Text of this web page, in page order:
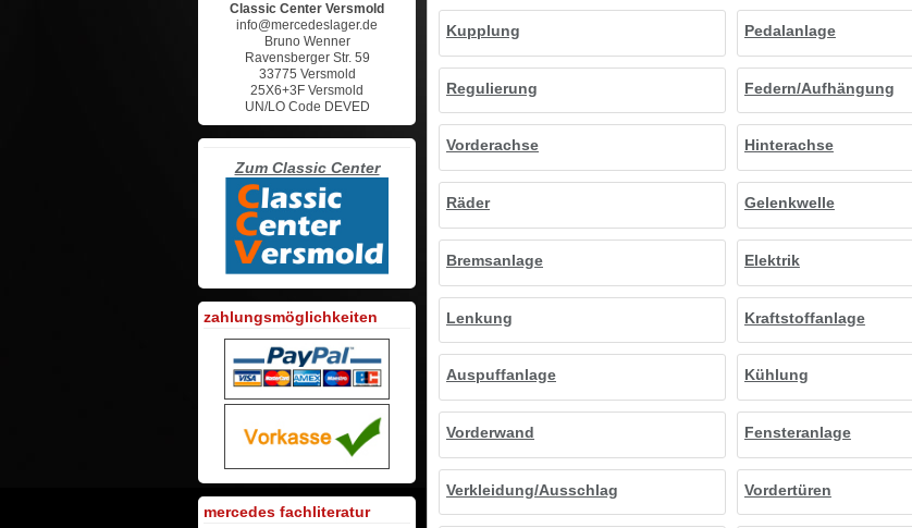
Kupplung Pedalanlage
Regulierung Federn/Aufhängung
Vorderachse Hinterachse
Räder Gelenkwelle
Bremsanlage Elektrik
Lenkung Kraftstoffanlage
Auspuffanlage Kühlung
Vorderwand Fensteranlage
Verkleidung/Ausschlag Vordertüren
Classic Center Versmold
info@mercedeslager.de
Bruno Wenner
Ravensberger Str. 59
33775 Versmold
25X6+3F Versmold
UN/LO Code DEVED
Zum Classic Center
zahlungsmöglichkeiten
mercedes fachliteratur